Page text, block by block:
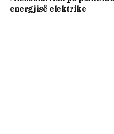
energjisë elektrike